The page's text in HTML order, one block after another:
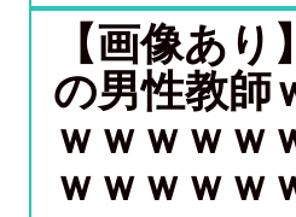
【画像あ
の男性教師
ｗｗｗｗｗ
ｗｗｗｗｗ